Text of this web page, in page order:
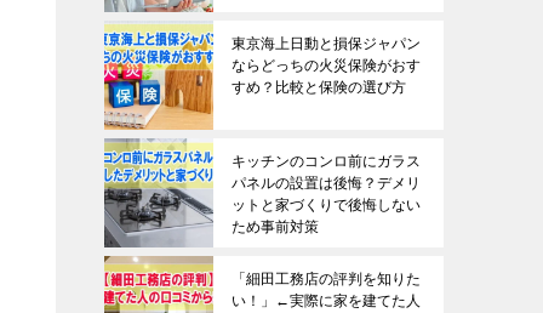
東京海上日動と損保ジャパン
ならどっちの火災保険がおす
すめ？比較と保険の選び方
キッチンのコンロ前にガラス
パネルの設置は後悔？デメリ
ットと家づくりで後悔しない
ため事前対策
「細田工務店の評判を知りた
い！」←実際に家を建てた人